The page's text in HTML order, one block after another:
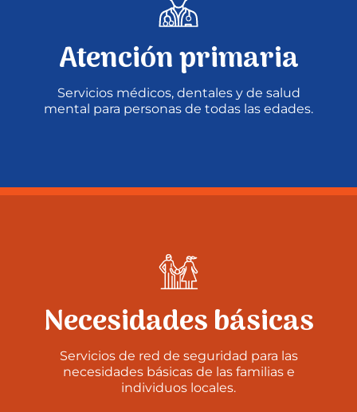
Atención primaria
Servicios médicos, dentales y de salud
mental para personas de todas las edades.
Necesidades básicas
Servicios de red de seguridad para las
necesidades básicas de las familias e
individuos locales.